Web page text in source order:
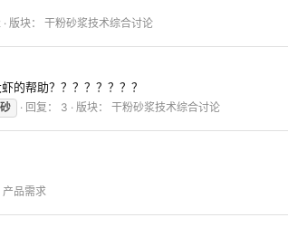
版块： 干粉砂浆技术综合讨论
的帮助？？？？？？？？
回复： 3 版块： 干粉砂浆技术综合讨论
产品需求